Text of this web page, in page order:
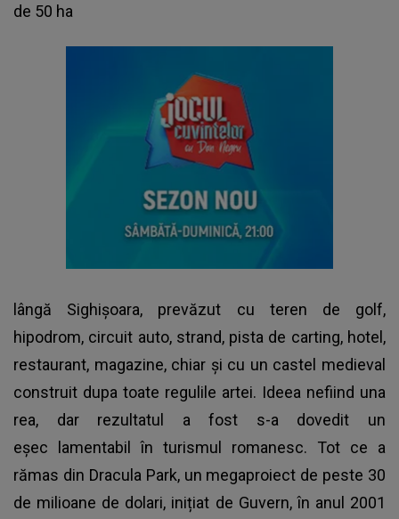
de 50 ha
lângă Sighișoara, prevăzut cu teren de golf,
hipodrom, circuit auto, strand, pista de carting, hotel,
restaurant, magazine, chiar și cu un castel medieval
construit dupa toate regulile artei. Ideea nefiind una
rea, dar rezultatul a fost s-a dovedit un
eșec lamentabil în turismul romanesc. Tot ce a
rămas din Dracula Park, un megaproiect de peste 30
de milioane de dolari, inițiat de Guvern, în anul 2001